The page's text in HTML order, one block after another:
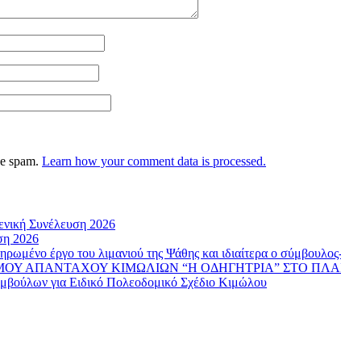
spam. Learn how your comment data is processed.
Συνέλευση 2026
2026
έργο του λιμανιού της Ψάθης και ιδιαίτερα ο
ΑΠΑΝΤΑΧΟΥ ΚΙΜΩΛΙΩΝ “Η ΟΔΗΓΗΤΡΙΑ” ΣΤΟ
για Ειδικό Πολεοδομικό Σχέδιο Κιμώλου